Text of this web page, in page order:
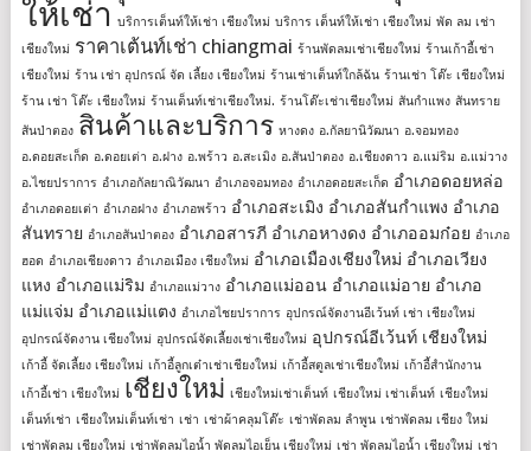
ให้เช่า บริการเต็นท์ให้เช่า เชียงใหม่ บริการ เต็นท์ให้เช่า เชียงใหม่ พัด ลม เช่า
เชียงใหม่ ราคาเต้นท์เช่า chiangmai ร้านพัดลมเช่าเชียงใหม่ ร้านเก้าอี้เช่า
เชียงใหม่ ร้าน เช่า อุปกรณ์ จัด เลี้ยง เชียงใหม่ ร้านเช่าเต็นท์ใกล้ฉัน ร้านเช่า โต๊ะ เชียงใหม่
ร้าน เช่า โต๊ะ เชียงใหม่ ร้านเต็นท์เช่าเชียงใหม่. ร้านโต๊ะเช่าเชียงใหม่ สันกำแพง สันทราย
สันป่าตอง สินค้าและบริการ หางดง อ.กัลยานิวัฒนา อ.จอมทอง
อ.ดอยสะเก็ด อ.ดอยเต่า อ.ฝาง อ.พร้าว อ.สะเมิง อ.สันป่าตอง อ.เชียงดาว อ.แม่ริม อ.แม่วาง
อ.ไชยปราการ อำเภอกัลยาณิวัฒนา อำเภอจอมทอง อำเภอดอยสะเก็ด อำเภอดอยหล่อ
อำเภอดอยเต่า อำเภอฝาง อำเภอพร้าว อำเภอสะเมิง อำเภอสันกำแพง อำเภอ
สันทราย อำเภอสันป่าตอง อำเภอสารภี อำเภอหางดง อำเภออมก๋อย อำเภอ
ฮอด อำเภอเชียงดาว อำเภอเมือง เชียงใหม่ อำเภอเมืองเชียงใหม่ อำเภอเวียง
แหง อำเภอแม่ริม อำเภอแม่วาง อำเภอแม่ออน อำเภอแม่อาย อำเภอ
แม่แจ่ม อำเภอแม่แตง อำเภอไชยปราการ อุปกรณ์จัดงานอีเว้นท์ เช่า เชียงใหม่
อุปกรณ์จัดงาน เชียงใหม่ อุปกรณ์จัดเลี้ยงเช่าเชียงใหม่ อุปกรณ์อีเว้นท์ เชียงใหม่
เก้าอี้ จัดเลี้ยง เชียงใหม่ เก้าอี้ลูกเต๋าเช่าเชียงใหม่ เก้าอี้สตูลเช่าเชียงใหม่ เก้าอี้สํานักงาน
เก้าอี้เช่า เชียงใหม่ เชียงใหม่ เชียงใหม่เช่าเต็นท์ เชียงใหม่ เช่าเต็นท์ เชียงใหม่
เต็นท์เช่า เชียงใหม่เต็นท์เช่า เช่า เช่าผ้าคลุมโต๊ะ เช่าพัดลม ลำพูน เช่าพัดลม เชียง ใหม่
เช่าพัดลม เชียงใหม่ เช่าพัดลมไอน้ำ พัดลมไอเย็น เชียงใหม่ เช่า พัดลมไอน้ำ เชียงใหม่ เช่า